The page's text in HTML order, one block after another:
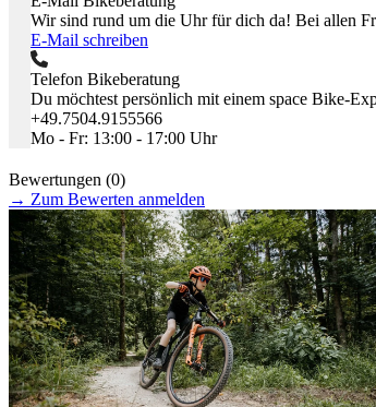
Wir sind rund um die Uhr für dich da! Bei allen
E-Mail schreiben
Telefon Bikeberatung
Du möchtest persönlich mit einem space Bike-
+49.7504.9155566
Mo - Fr: 13:00 - 17:00 Uhr
Bewertungen (0)
→ Zum Bewerten anmelden